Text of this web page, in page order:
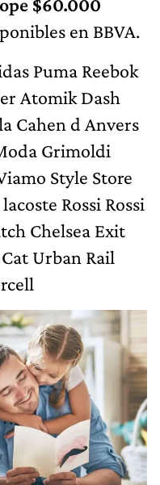
$60.000
en BBVA.
Puma Reebok
Atomik Dash
Cahen d Anvers
Grimoldi
Style Store
Rossi Rossi
Chelsea Exit
Urban Rail